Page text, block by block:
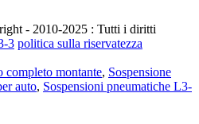
- 2010-2025 : Tutti i diritti
3 politica sulla riservatezza
completo montante, Sospensione
auto, Sospensioni pneumatiche L3-